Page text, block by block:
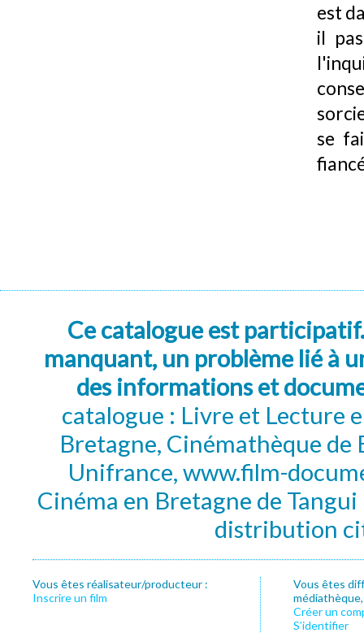
est
il
se
Ce catalogue est
manquant, un problème lié à
des informations et
catalogue : Livre et Lecture
Bretagne, Cinémathèque de
Unifrance, www.film-
Cinéma en Bretagne de
distribution
Vous êtes réalisateur/producteur :
Inscrire un film
Vous êtes
Créer un
S’identifier